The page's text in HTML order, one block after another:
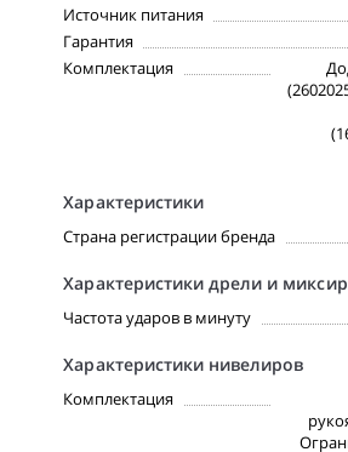
Источник питания
Гарантия
Комплектация
Характеристики
Страна регистрации бренда
Характеристики дрели и
Частота ударов в минуту
Характеристики нивелиров
Комплектация